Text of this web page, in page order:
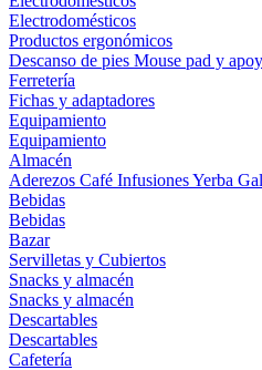
Electrodomésticos
Productos ergonómicos
Descanso de pies Mouse pad y
Ferretería
Fichas y adaptadores
Equipamiento
Equipamiento
Almacén
Aderezos Café InfusionesYerba
Bebidas
Bebidas
Bazar
Servilletas y Cubiertos
Snacks y almacén
Snacks y almacén
Descartables
Descartables
Cafetería